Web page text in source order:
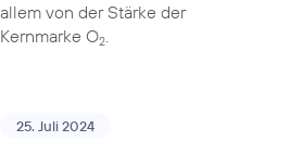
allem von der Stärke der
Kernmarke O2.
25. Juli 2024